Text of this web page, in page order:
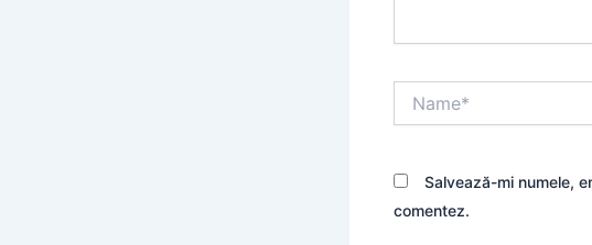
Salvează-mi numele,
comentez.